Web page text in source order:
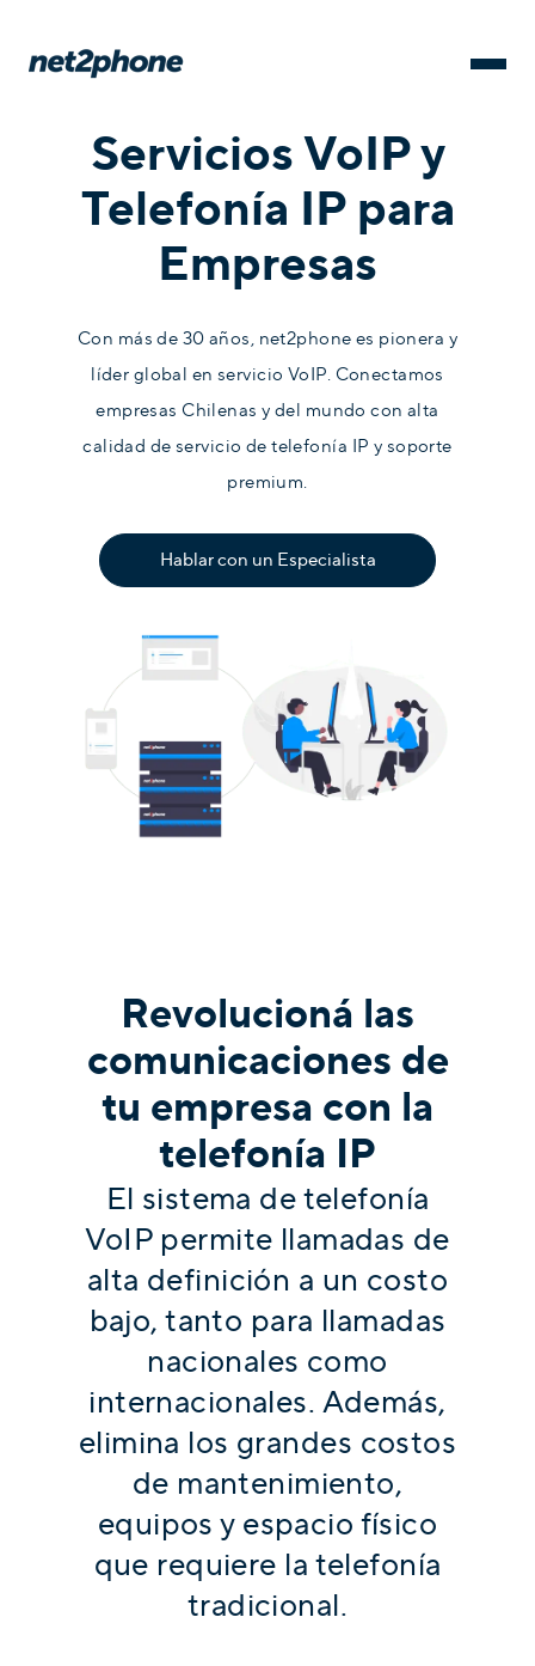
Servicios VoIP y
Telefonía IP para
Empresas
Con más de 30 años, net2phone es pionera y
líder global en servicio VoIP. Conectamos
empresas Chilenas y del mundo con alta
calidad de servicio de telefonía IP y soporte
premium.
Hablar con un Especialista
Revolucioná las
comunicaciones de
tu empresa con la
telefonía IP
El sistema de telefonía
VoIP permite llamadas de
alta definición a un costo
bajo, tanto para llamadas
nacionales como
internacionales. Además,
elimina los grandes costos
de mantenimiento,
equipos y espacio físico
que requiere la telefonía
tradicional.